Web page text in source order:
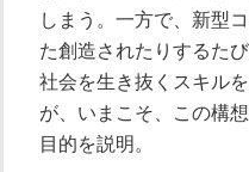
しまう。一方で、新型
た創造されたりするた
社会を生き抜くスキル
が、いまこそ、この構
目的を説明。